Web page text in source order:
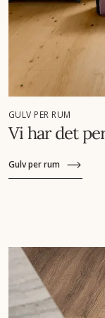
GULV PER RUM
Vi har det
Gulv per rum